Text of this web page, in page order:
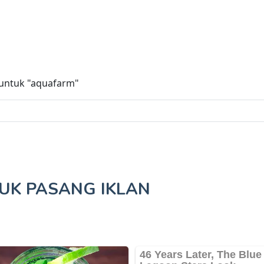
"aquafarm"
PASANG IKLAN